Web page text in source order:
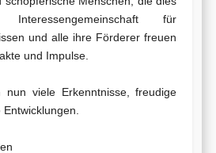
für
und alle ihre Förderer freuen
und Impulse.
nun viele Erkenntnisse, freudige